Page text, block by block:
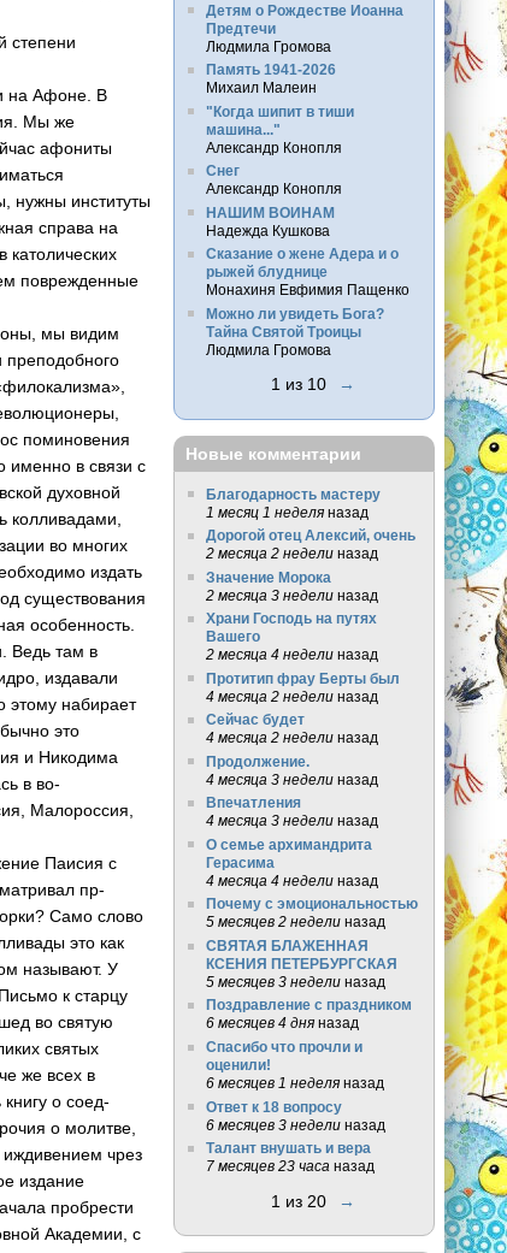
степени
на Афоне. В
Мы же
афониты
нужны инс­титуты
справа на
поврежденные
мы видим
помин­овения
име­нно в связи с
духовной
колливадами,
во многих
из­дать
сущ­ествования
особенность.
Ведь там в
издавали
этому наб­ирает
это
и Ник­одима
в во­
Малоросси­я,
Паисия с
пр­
Само сл­ово
это как
называют. У
к старцу
во святую
святых
же всех в
книгу о соед­
о моли­тве,
чрез
из­дание
пр­обрести
Академии, с
Детям о Рождестве Иоанна
Предтечи
Людмила Громова
Память 1941-2026
Михаил Малеин
"Когда шипит в тиши
машина..."
Александр Конопля
Снег
Александр Конопля
НАШИМ ВОИНАМ
Надежда Кушкова
Сказание о жене Адера и о
рыжей блуднице
Монахиня Евфимия Пащенко
Можно ли увидеть Бога?
Тайна Святой Троицы
Людмила Громова
1 из 10 →
Новые комментарии
Благодарность мастеру
1 месяц 1 неделяназад
Дорогой отец Алексий, очень
2 месяца 2 неделиназад
Значение Морока
2 месяца 3 неделиназад
Храни Господь на путях
Вашего
2 месяца 4 неделиназад
Протитип фрау Берты был
4 месяца 2 неделиназад
Сейчас будет
4 месяца 2 неделиназад
Продолжение.
4 месяца 3 неделиназад
Впечатления
4 месяца 3 неделиназад
О семье архимандрита
Герасима
4 месяца 4 неделиназад
Почему с эмоциональностью
5 месяцев 2 неделиназад
СВЯТАЯ БЛАЖЕННАЯ
КСЕНИЯ ПЕТЕРБУРГСКАЯ
5 месяцев 3 неделиназад
Поздравление с праздником
6 месяцев 4 дняназад
Спасибо что прочли и
оценили!
6 месяцев 1 неделяназад
Ответ к 18 вопросу
6 месяцев 3 неделиназад
Талант внушать и вера
7 месяцев 23 часа назад
1 из 20 →